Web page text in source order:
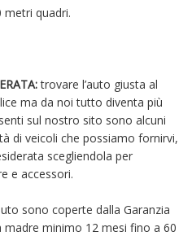
metri quadri.
trovare l’auto giusta al
ma da noi tutto diventa più
sul nostro sito sono alcuni
di veicoli che possiamo fornirvi,
scegliendola per
e accessori.
sono coperte dalla Garanzia
minimo 12 mesi fino a 60